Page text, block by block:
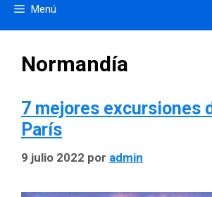
Menú
Normandía
7 mejores excursiones
París
9 julio 2022 por admin